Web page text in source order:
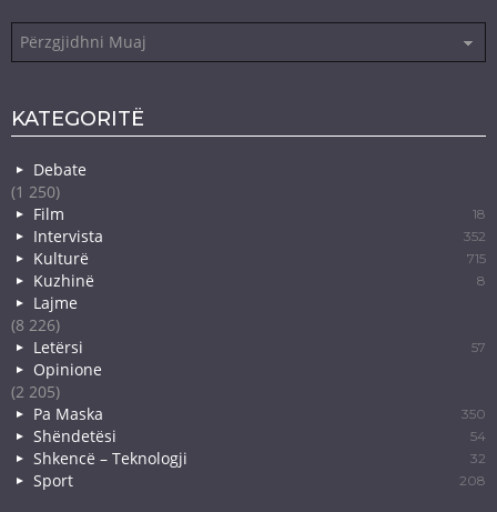
KATEGORITË
Debate
(1 250)
Film
18
Intervista 352
Kulturë 715
Kuzhinë 8
Lajme
(8 226)
Letërsi
57
Opinione
(2 205)
Pa Maska
350
Shëndetësi 54
Shkencë – Teknologji 32
Sport 208